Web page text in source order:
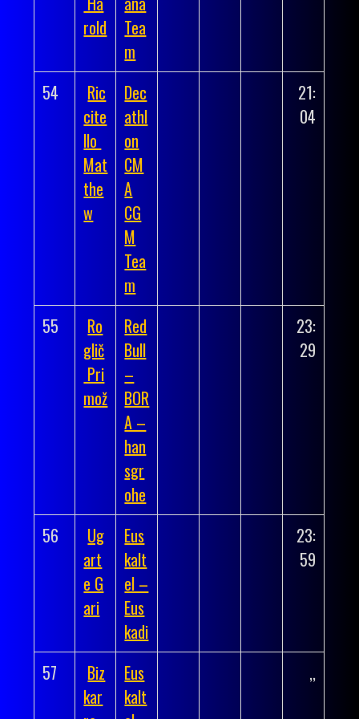
rold
Tea
m
54
Ric
cite
llo
Mat
the
w
Dec
athl
on
CM
A
CG
M
Tea
m
21:
04
55
Ro
glič
Pri
mož
Red
Bull
–
BOR
A –
han
sgr
ohe
23:
29
56
Ug
art
e G
ari
Eus
kalt
el –
Eus
kadi
23:
59
57
Biz
kar
Eus
kalt
,,